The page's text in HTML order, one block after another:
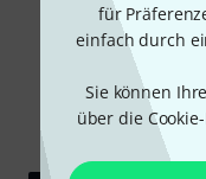
für
einfach durch
Sie können
über die